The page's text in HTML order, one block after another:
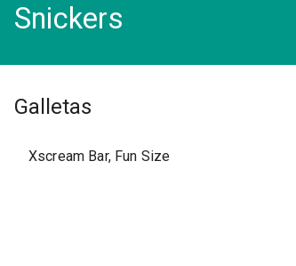
Snickers
Galletas
Xscream Bar, Fun Size